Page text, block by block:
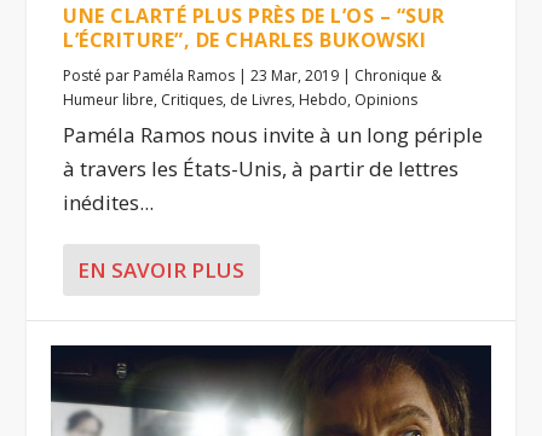
UNE CLARTÉ PLUS PRÈS DE L’OS – “SUR
L’ÉCRITURE”, DE CHARLES BUKOWSKI
Posté par Paméla Ramos |23 Mar, 2019 | Chronique &
Humeur libre, Critiques, de Livres, Hebdo, Opinions
Paméla Ramos nous invite à un long périple
à travers les États-Unis, à partir de lettres
inédites...
EN SAVOIR PLUS